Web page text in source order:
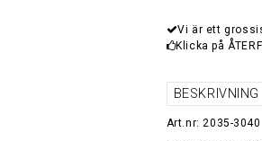
Vi är ett
Klicka på
BESKRIVNING
Art.nr: 2035-3040